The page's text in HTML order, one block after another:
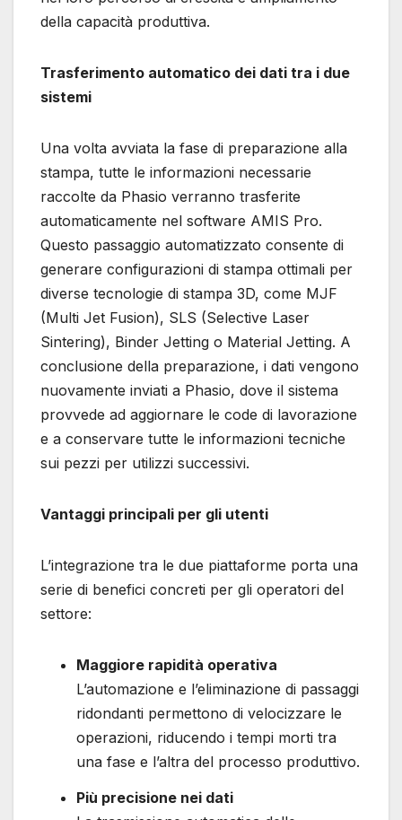
della capacità produttiva.
Trasferimento automatico dei dati tra i due
sistemi
Una volta avviata la fase di preparazione alla
stampa, tutte le informazioni necessarie
raccolte da Phasio verranno trasferite
automaticamente nel software AMIS Pro.
Questo passaggio automatizzato consente di
generare configurazioni di stampa ottimali per
diverse tecnologie di stampa 3D, come MJF
(Multi Jet Fusion), SLS (Selective Laser
Sintering), Binder Jetting o Material Jetting. A
conclusione della preparazione, i dati vengono
nuovamente inviati a Phasio, dove il sistema
provvede ad aggiornare le code di lavorazione
e a conservare tutte le informazioni tecniche
sui pezzi per utilizzi successivi.
Vantaggi principali per gli utenti
L’integrazione tra le due piattaforme porta una
serie di benefici concreti per gli operatori del
settore:
Maggiore rapidità operativa
L’automazione e l’eliminazione di passaggi
ridondanti permettono di velocizzare le
operazioni, riducendo i tempi morti tra
una fase e l’altra del processo produttivo.
Più precisione nei dati